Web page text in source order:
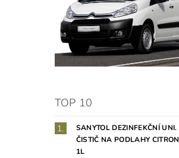
TOP 10
SANYTOL DEZINFEKČNÍ UNI.
ČISTIČ NA PODLAHY CITRON
1L